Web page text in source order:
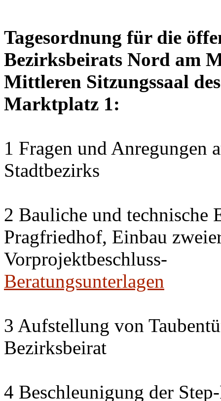
Tagesordnung für die
Bezirksbeirats Nord am
Mittleren Sitzungssaal
Marktplatz 1:
1 Fragen und Anregungen
Stadtbezirks
2 Bauliche und technische
Pragfriedhof, Einbau
Vorprojektbeschluss-
Beratungsunterlagen
3 Aufstellung von
Bezirksbeirat
4 Beschleunigung der